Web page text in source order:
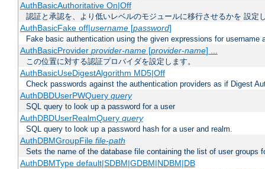
AuthBasicAuthoritative On|Off
認証と承認を、より低いレベルのモジュールに移行させるかを 設定
AuthBasicFake off|username[password]
Fake basic authentication using the given expressions for username
AuthBasicProvider provider-name[provider-name] ...
この位置に対する認証プロバイダを設定します。
AuthBasicUseDigestAlgorithm MD5|Off
Check passwords against the authentication providers as if Digest
AuthDBDUserPWQuery query
SQL query to look up a password for a user
AuthDBDUserRealmQuery query
SQL query to look up a password hash for a user and realm.
AuthDBMGroupFile file-path
Sets the name of the database file containing the list of user groups
AuthDBMType default|SDBM|GDBM|NDBM|DB